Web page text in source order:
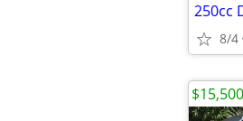
8/4
$15,500